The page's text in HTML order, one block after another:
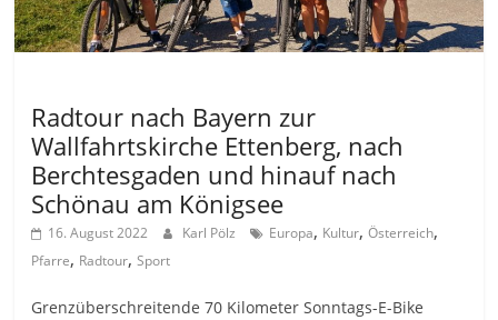
Radtour nach Bayern zur
Wallfahrtskirche Ettenberg, nach
Berchtesgaden und hinauf nach
Schönau am Königsee
16. August 2022 Karl Pölz Europa, Kultur,Österreich,
Pfarre, Radtour,Sport
Grenzüberschreitende 70 Kilometer Sonntags-E-Bike